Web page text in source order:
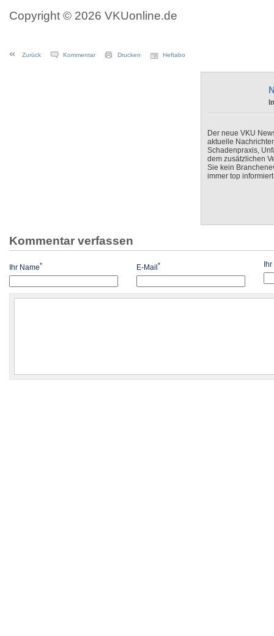
Copyright © 2026 VKUonline.de
Zurück Kommentar Drucken Heftabo
Der neue VKU
aktuelle
Schadenpraxis,
dem zusätzlichen
Sie kein
immer top
Kommentar verfassen
Ihr Name* E-Mail *